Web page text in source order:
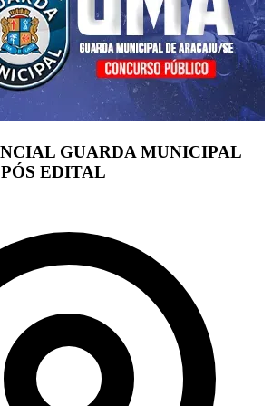
GUARDA MUNICIPAL
EDITAL